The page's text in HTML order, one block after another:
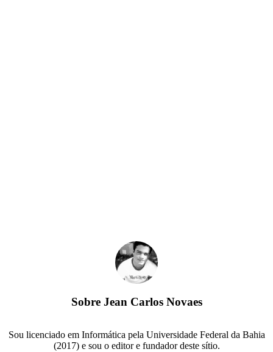
Sobre Jean Carlos Novaes
Sou licenciado em Informática pela Universidade Federal da Bahia
(2017) e sou o editor e fundador deste sítio.